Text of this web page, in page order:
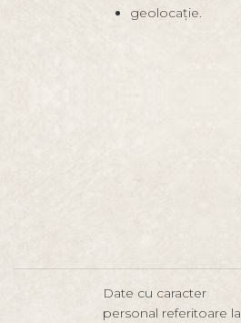
geolocație.
Date cu caracter
personal referitoare la